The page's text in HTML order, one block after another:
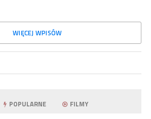
WIĘCEJ WPISÓW
POPULARNE FILMY